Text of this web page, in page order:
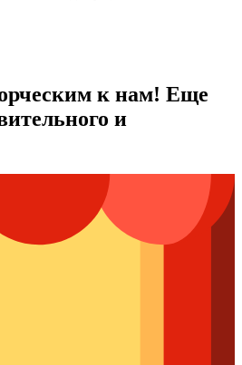
к нам! Еще
и